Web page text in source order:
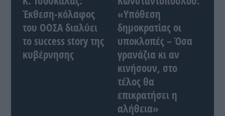
Έκθεση-κόλαφος
του ΟΟΣΑ διαλύει
το success story της
κυβέρνησης
«Υπόθεση
δημοκρατίας οι
υποκλοπές – Όσα
γρανάζια κι αν
κινήσουν, στο
τέλος θα
επικρατήσει η
αλήθεια»